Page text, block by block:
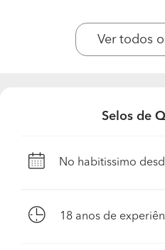
Ver todos
Selos de
No habitissimo
18 anos de